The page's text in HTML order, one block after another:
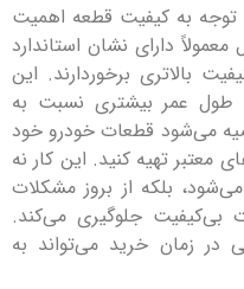
کیفیت قطعه اهمیت
نشان استاندارد
برخوردارند. این
بیشتری نسبت به
قطعات خودرو خود
کنید. این کار نه
از بروز مشکلات
جلوگیری می‌کند.
خرید می‌تواند به